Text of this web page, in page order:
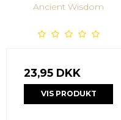
Ancient Wisdom
23,95 DKK
VIS PRODUKT